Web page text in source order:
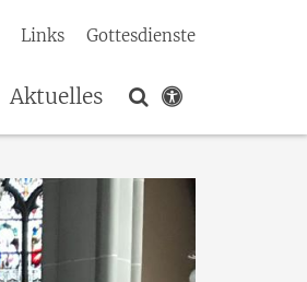
Links Gottesdienste
Aktuelles